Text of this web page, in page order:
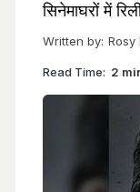
सिनेमाघरों में
Written by: Rosy
Read Time: 2